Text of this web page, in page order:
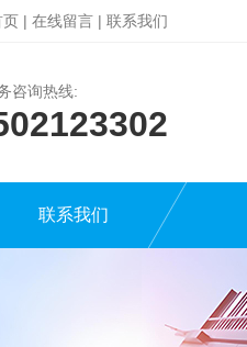
页 | 在线留言 | 联系我们
咨询热线:
联系我们